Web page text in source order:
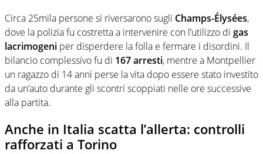
Circa 25mila persone si riversarono sugli Champs-Élysées,
dove la polizia fu costretta a intervenire con l’utilizzo di gas
lacrimogeni per disperdere la folla e fermare i disordini. Il
bilancio complessivo fu di 167 arresti, mentre a Montpellier
un ragazzo di 14 anni perse la vita dopo essere stato investito
da un’auto durante gli scontri scoppiati nelle ore successive
alla partita.
Anche in Italia scatta l’allerta: controlli
rafforzati a Torino